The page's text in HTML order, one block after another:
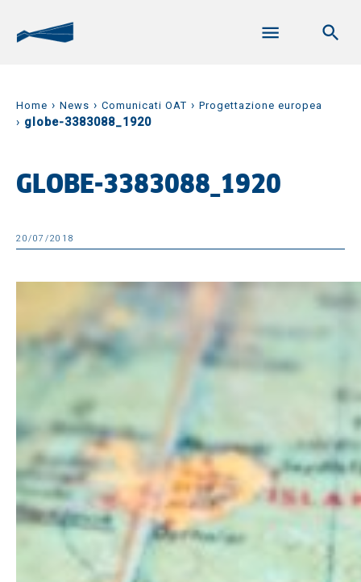
Home › News › Comunicati OAT › Progettazione europea
› globe-3383088_1920
GLOBE-3383088_1920
20/07/2018